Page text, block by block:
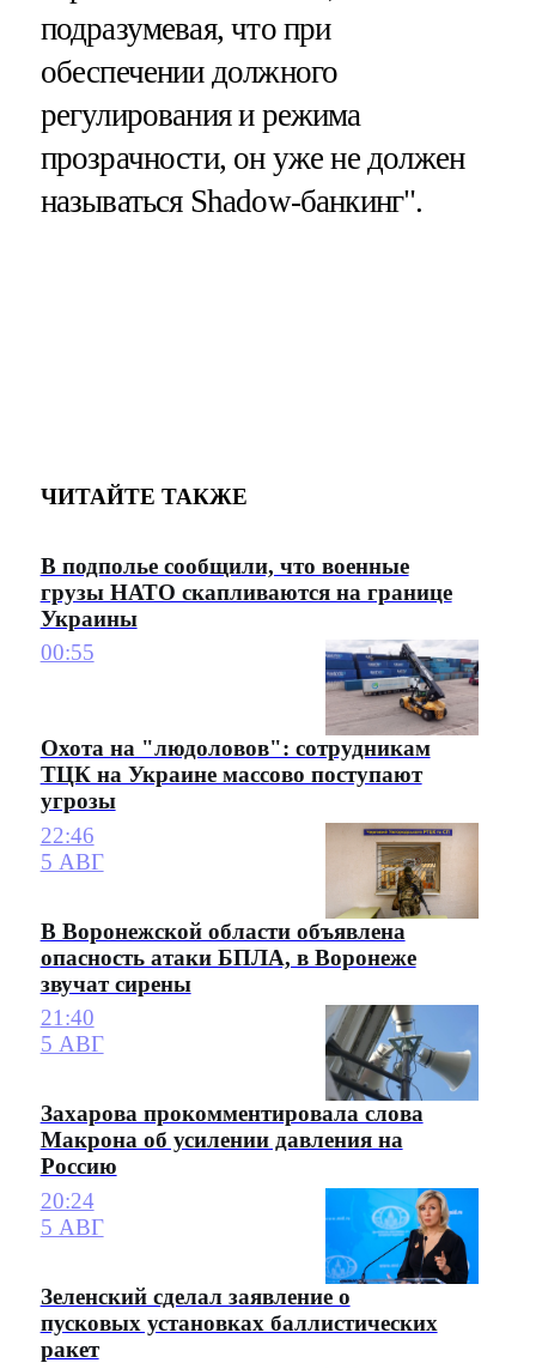
подразумевая, что при
обеспечении должного
регулирования и режима
прозрачности, он уже не должен
называться Shadow-банкинг".
ЧИТАЙТЕ ТАКЖЕ
В подполье сообщили, что военные
грузы НАТО скапливаются на границе
Украины
00:55
Охота на "людоловов": сотрудникам
ТЦК на Украине массово поступают
угрозы
22:46
5 АВГ
В Воронежской области объявлена
опасность атаки БПЛА, в Воронеже
звучат сирены
21:40
5 АВГ
Захарова прокомментировала слова
Макрона об усилении давления на
Россию
20:24
5 АВГ
Зеленский сделал заявление о
пусковых установках баллистических
ракет